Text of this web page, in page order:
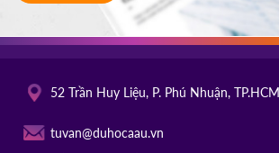
52 Trần Huy Liệu, P. Phú Nhuận, TP.HCM
tuvan@duhocaau.vn